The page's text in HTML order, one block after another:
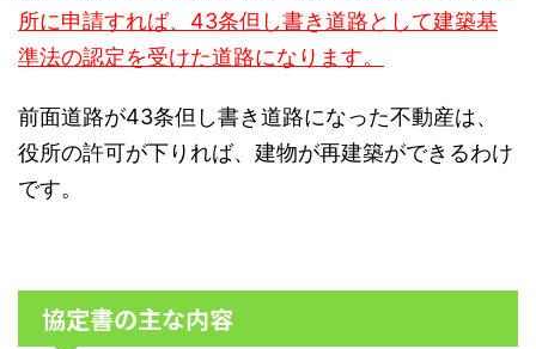
所に申請すれば、43条但し書き道路として建築基
準法の認定を受けた道路になります。
前面道路が43条但し書き道路になった不動産は、
役所の許可が下りれば、建物が再建築ができるわけ
です。
協定書の主な内容